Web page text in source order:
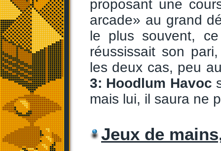
proposant une
arcade» au grand
le plus souvent,
réussissait son
les deux cas, peu
3: Hoodlum Havoc
mais lui, il saura ne
Jeux de